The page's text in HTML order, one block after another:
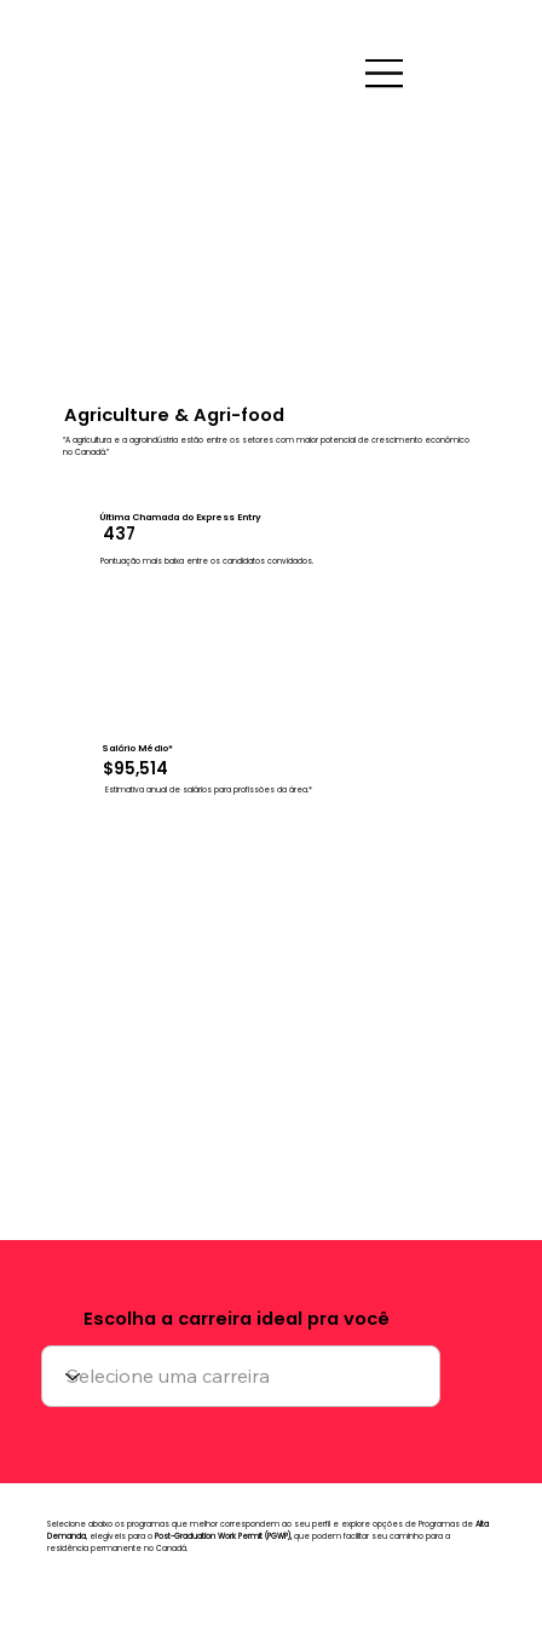
Agriculture & Agri-food
“A agricultura e a agroindústria estão entre os setores com maior potencial de crescimento econômico
no Canadá.”
Última Chamada do Express Entry
437
Pontuação mais baixa entre os candidatos convidados.
Salário Médio*
$95,514
Estimativa anual de salários para profissões da área.*
Escolha a carreira ideal pra você
Selecione abaixo os programas que melhor correspondem ao seu perfil e explore opções de Programas deAlta
Demanda, elegíveis para o Post-Graduation Work Permit (PGWP),que podem facilitar seu caminho para a
residência permanente no Canadá.